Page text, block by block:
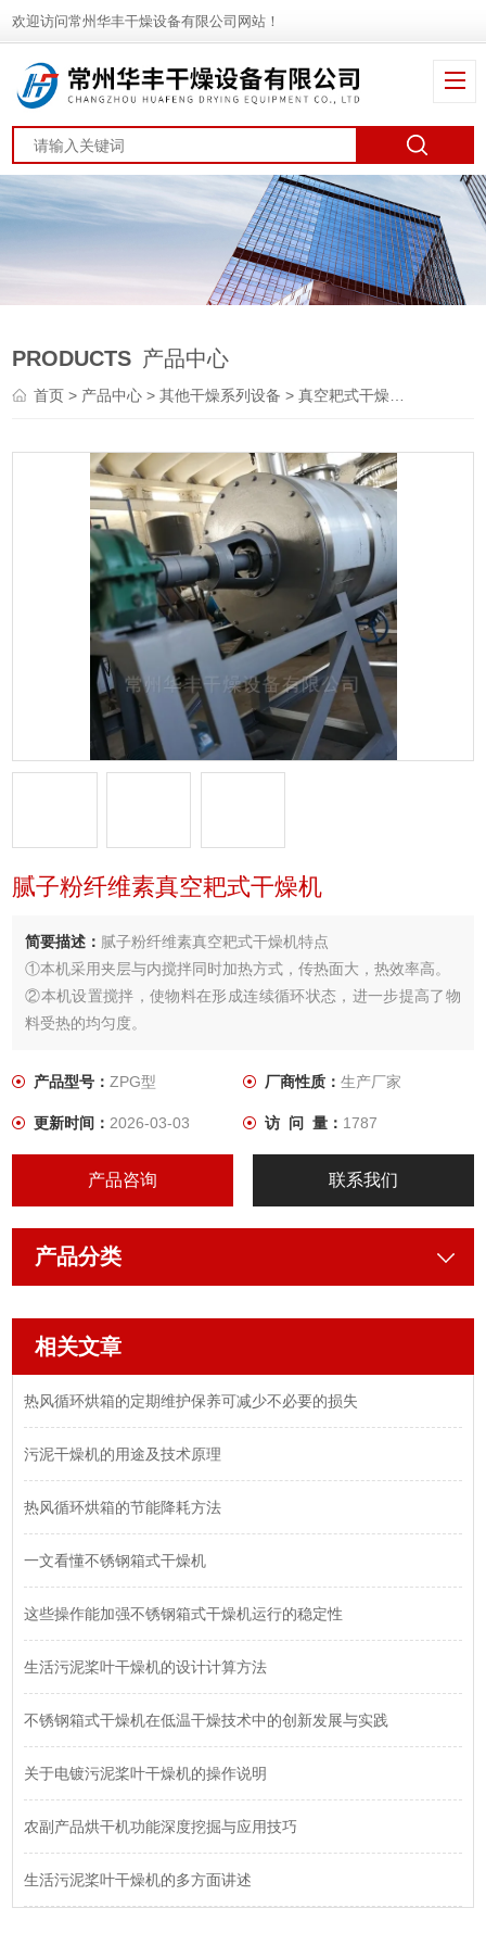
欢迎访问常州华丰干燥设备有限公司网站！
PRODUCTS 产品中心
首页> 产品中心 >其他干燥系列设备 >真空耙式干燥机
腻子粉纤维素真空耙式干燥机
简要描述： 腻子粉纤维素真空耙式干燥机特点
①本机采用夹层与内搅拌同时加热方式，传热面大，热效率高。
②本机设置搅拌，使物料在形成连续循环状态，进一步提高了物
料受热的均匀度。
④本机采用机械密封，能够很好的控制设备真空度。
产品型号：ZPG型 厂商性质： 生产厂家
更新时间：2026-03-03 访 问 量： 1787
产品咨询 联系我们
产品分类
相关文章
热风循环烘箱的定期维护保养可减少不必要的损失
污泥干燥机的用途及技术原理
热风循环烘箱的节能降耗方法
一文看懂不锈钢箱式干燥机
这些操作能加强不锈钢箱式干燥机运行的稳定性
生活污泥桨叶干燥机的设计计算方法
不锈钢箱式干燥机在低温干燥技术中的创新发展与实践
关于电镀污泥桨叶干燥机的操作说明
农副产品烘干机功能深度挖掘与应用技巧
生活污泥桨叶干燥机的多方面讲述